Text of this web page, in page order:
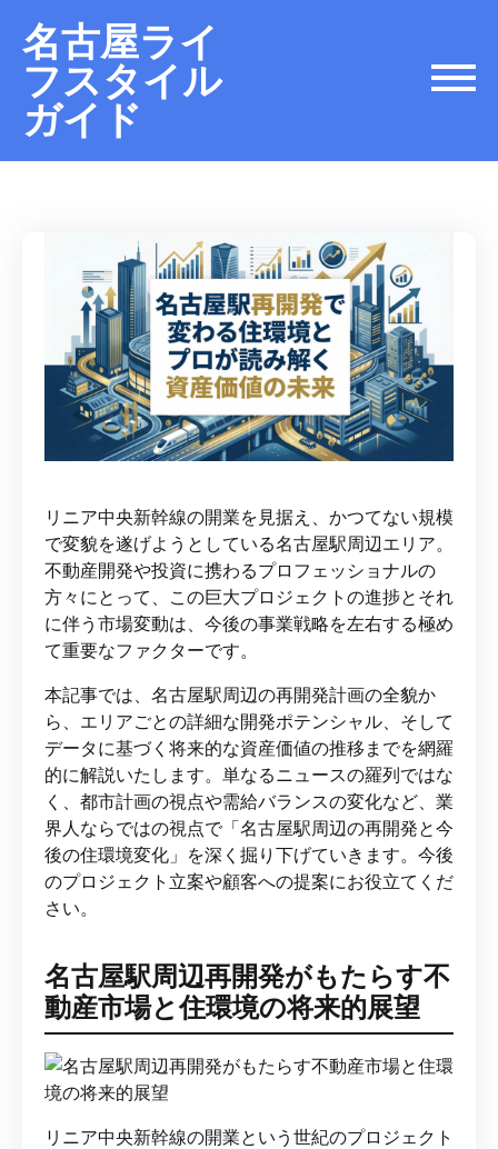
名古屋ライ
フスタイル
ガイド
リニア中央新幹線の開業を見据え、かつてない規模
で変貌を遂げようとしている名古屋駅周辺エリア。
不動産開発や投資に携わるプロフェッショナルの
方々にとって、この巨大プロジェクトの進捗とそれ
に伴う市場変動は、今後の事業戦略を左右する極め
て重要なファクターです。
本記事では、名古屋駅周辺の再開発計画の全貌か
ら、エリアごとの詳細な開発ポテンシャル、そして
データに基づく将来的な資産価値の推移までを網羅
的に解説いたします。単なるニュースの羅列ではな
く、都市計画の視点や需給バランスの変化など、業
界人ならではの視点で「名古屋駅周辺の再開発と今
後の住環境変化」を深く掘り下げていきます。今後
のプロジェクト立案や顧客への提案にお役立てくだ
さい。
名古屋駅周辺再開発がもたらす不
動産市場と住環境の将来的展望
リニア中央新幹線の開業という世紀のプロジェクト